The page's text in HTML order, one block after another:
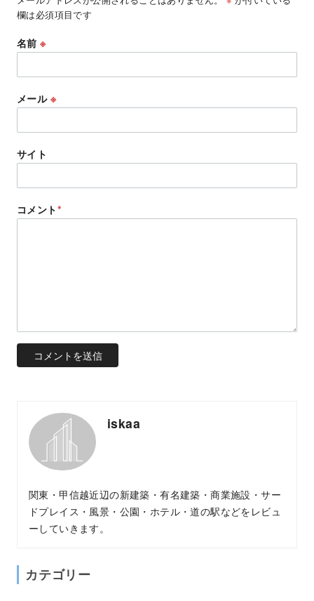
欄は必須項目です
名前※
メール ※
サイト
コメント*
iskaa
関東・甲信越近辺の新建築・有名建築・商業施設・サー
ドプレイス・風景・公園・ホテル・道の駅などをレビュ
ーしていきます。
カテゴリー